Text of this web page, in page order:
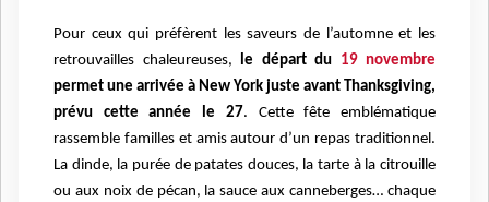
Pour ceux qui préfèrent les saveurs de l’automne et les
retrouvailles chaleureuses,
le départ du 19 novembre
permet une arrivée à New York juste avant Thanksgiving,
prévu cette année le 27. Cette fête emblématique
rassemble familles et amis autour d’un repas traditionnel.
La dinde, la purée de patates douces, la tarte à la citrouille
ou aux noix de pécan, la sauce aux canneberges… chaque